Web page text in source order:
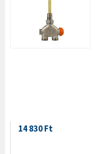
14 830 Ft